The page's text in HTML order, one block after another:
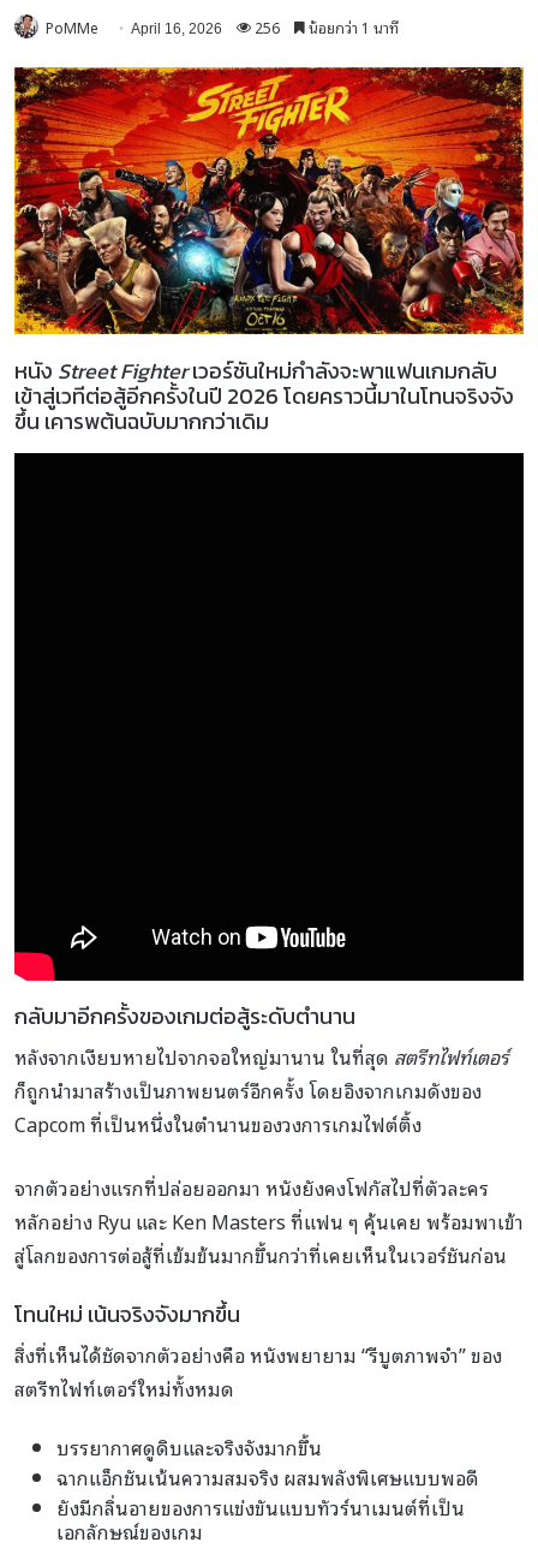
PoMMe April 16, 2026 256 น้อยกว่า 1 นาที
หนัง Street Fighterเวอร์ชันใหม่กำลังจะพาแฟนเกมกลับ
เข้าสู่เวทีต่อสู้อีกครั้งในปี 2026 โดยคราวนี้มาในโทนจริงจัง
ขึ้น เคารพต้นฉบับมากกว่าเดิม
กลับมาอีกครั้งของเกมต่อสู้ระดับตำนาน
หลังจากเงียบหายไปจากจอใหญ่มานาน ในที่สุด สตรีทไฟท์เตอร์
ก็ถูกนำมาสร้างเป็นภาพยนตร์อีกครั้ง โดยอิงจากเกมดังของ
Capcom ที่เป็นหนึ่งในตำนานของวงการเกมไฟต์ติ้ง
จากตัวอย่างแรกที่ปล่อยออกมา หนังยังคงโฟกัสไปที่ตัวละคร
หลักอย่าง Ryu และ Ken Masters ที่แฟน ๆ คุ้นเคย พร้อมพาเข้า
สู่โลกของการต่อสู้ที่เข้มข้นมากขึ้นกว่าที่เคยเห็นในเวอร์ชันก่อน
โทนใหม่ เน้นจริงจังมากขึ้น
สิ่งที่เห็นได้ชัดจากตัวอย่างคือ หนังพยายาม “รีบูตภาพจำ” ของ
สตรีทไฟท์เตอร์ใหม่ทั้งหมด
บรรยากาศดูดิบและจริงจังมากขึ้น
ฉากแอ็กชันเน้นความสมจริง ผสมพลังพิเศษแบบพอดี
ยังมีกลิ่นอายของการแข่งขันแบบทัวร์นาเมนต์ที่เป็น
เอกลักษณ์ของเกม